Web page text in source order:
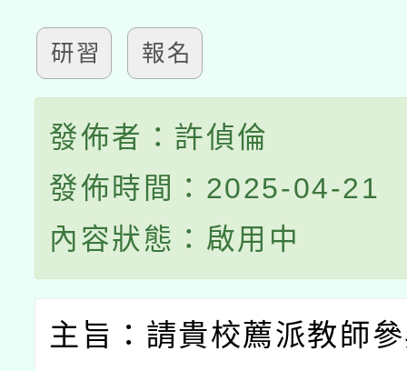
研習 報名
發佈者：許偵倫
發佈時間：2025-04-21
內容狀態：啟用中
主旨：請貴校薦派教師